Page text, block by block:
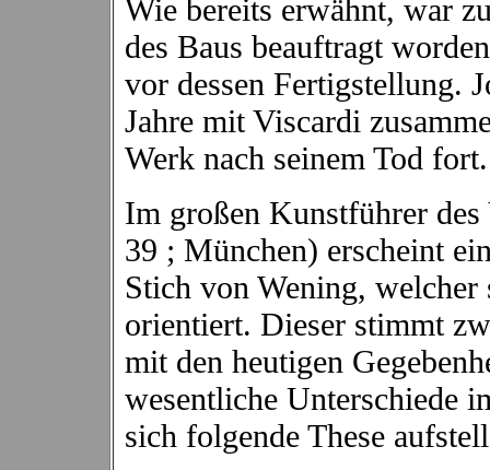
Wie bereits erwähnt, war
des Baus beauftragt
vor dessen Fertigstellung.
Jahre mit Viscardi
Werk nach seinem Tod fort.
Im großen Kunstführer
39 ; München) erscheint
Stich von Wening, welcher
orientiert. Dieser stimmt
mit den heutigen
wesentliche Unterschiede
sich folgende These